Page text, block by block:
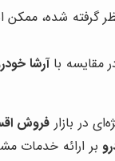
گرفته شده،
مقایسه باآرشا
در بازار فروش
بر ارائه خدمات